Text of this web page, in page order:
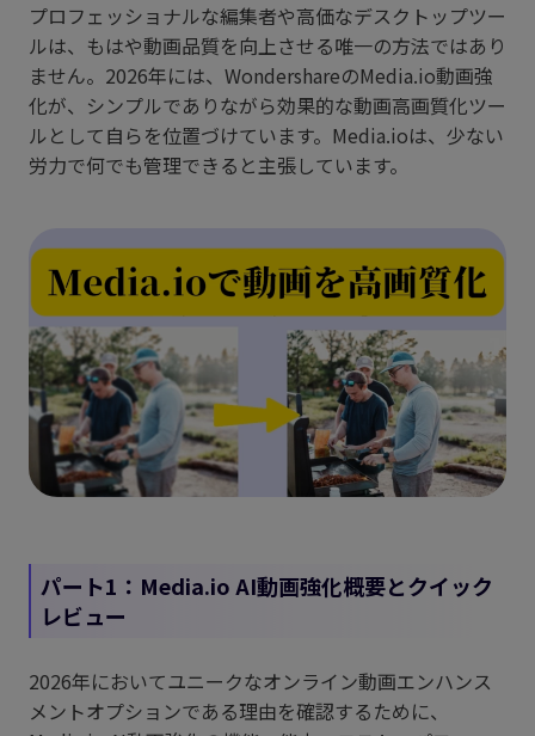
プロフェッショナルな編集者や高価なデスクトップツー
ルは、もはや動画品質を向上させる唯一の方法ではあり
ません。2026年には、WondershareのMedia.io動画強
化が、シンプルでありながら効果的な動画高画質化ツー
ルとして自らを位置づけています。Media.ioは、少ない
労力で何でも管理できると主張しています。
パート1：Media.io AI動画強化概要とクイック
レビュー
2026年においてユニークなオンライン動画エンハンス
メントオプションである理由を確認するために、